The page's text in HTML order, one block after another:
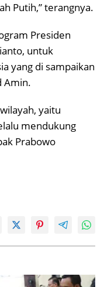
Putih,” terangnya.
Presiden
untuk
yang di sampaikan
Amin.
yaitu
mendukung
Prabowo